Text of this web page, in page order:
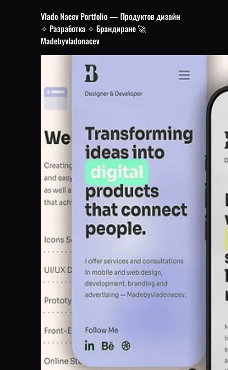
Vlado Nacev Portfolio — Продуктов дизайн
✧ Разработка ✧ Брандиране 🚀
Madebyvladonacev